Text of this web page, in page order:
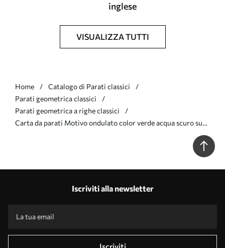
inglese
VISUALIZZA TUTTI
Home
Catalogo di Parati classici
Parati geometrica classici
Parati geometrica a righe classici
Carta da parati Motivo ondulato color verde acqua scuro su
Iscriviti alla newsletter